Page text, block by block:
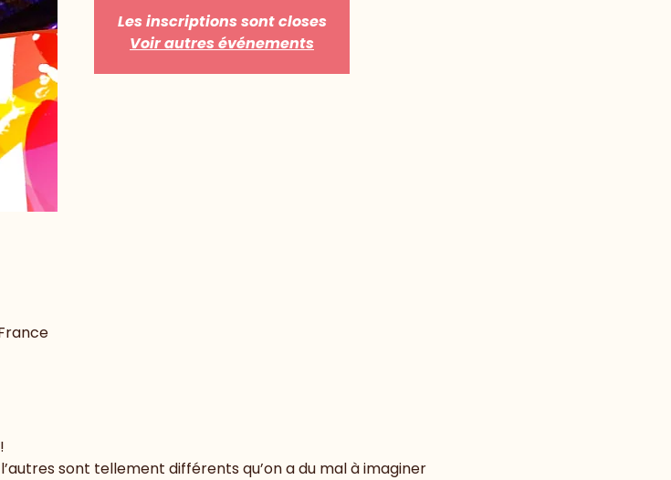
Les inscriptions sont closes
Voir autres événements
sont tellement différents qu’on a du mal à imaginer